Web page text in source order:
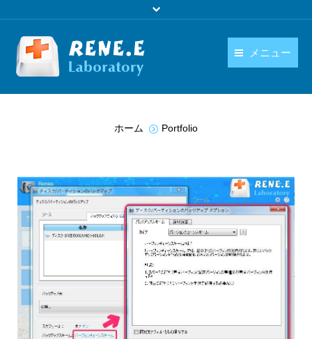
メニュー
ダウンロード
操作ガイド
お問い合わせ
日本語
ホーム Portfolio